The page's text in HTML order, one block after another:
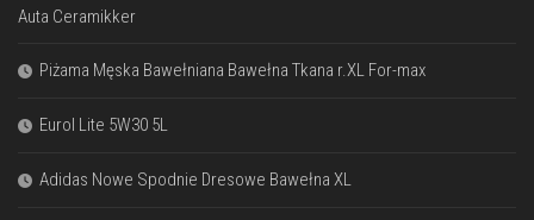
Auta Ceramikker
Piżama Męska Bawełniana Bawełna Tkana r.XL For-max
Eurol Lite 5W30 5L
Adidas Nowe Spodnie Dresowe Bawełna XL